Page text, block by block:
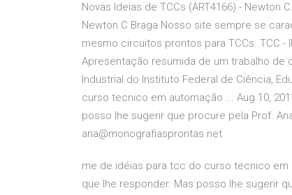
Novas Ideias de TCCs (ART4166) - Newton
Newton C Braga Nosso site sempre se
mesmo circuitos prontos para TCCs. TCC -
Apresentação resumida de um trabalho
Industrial do Instituto Federal de Ciência,
curso tecnico em automação ... Aug 10,
posso lhe sugerir que procure pela Prof.
ana@monografiasprontas.net
me de idéias para tcc do curso tecnico em
que lhe responder. Mas posso lhe sugerir